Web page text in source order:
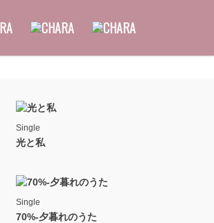
Single
光と私
Single
70%-夕暮れのうた